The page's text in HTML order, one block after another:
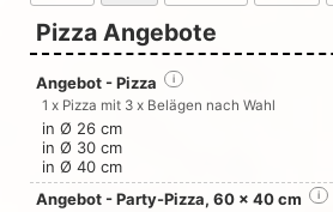
Pizza Angebote
Angebot - Pizza i
1 x Pizza mit 3 x Belägen nach Wahl
in Ø 26 cm
in Ø 30 cm
in Ø 40 cm
Angebot - Party-Pizza, 60 x 40 cm
i